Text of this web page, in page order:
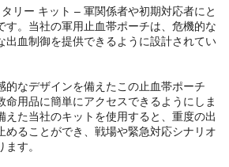
リー キット – 軍関係者や初期対応者にと
す。当社の軍用止血帯ポーチは、危機的な
出血制御を提供できるように設計されてい
的なデザインを備えたこの止血帯ポーチ
命用品に簡単にアクセスできるようにしま
えた当社のキットを使用すると、重度の出
めることができ、戦場や緊急対応シナリオ
す。